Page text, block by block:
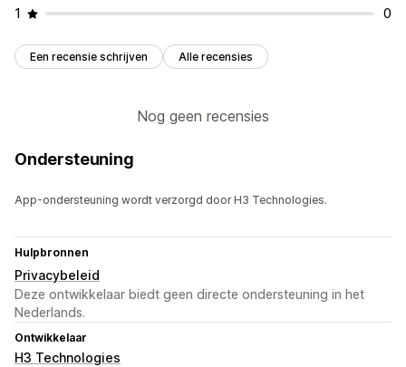
1 0
Een recensie schrijven Alle recensies
Nog geen recensies
Ondersteuning
App-ondersteuning wordt verzorgd door H3 Technologies.
Hulpbronnen
Privacybeleid
Deze ontwikkelaar biedt geen directe ondersteuning in het
Nederlands.
Ontwikkelaar
H3 Technologies